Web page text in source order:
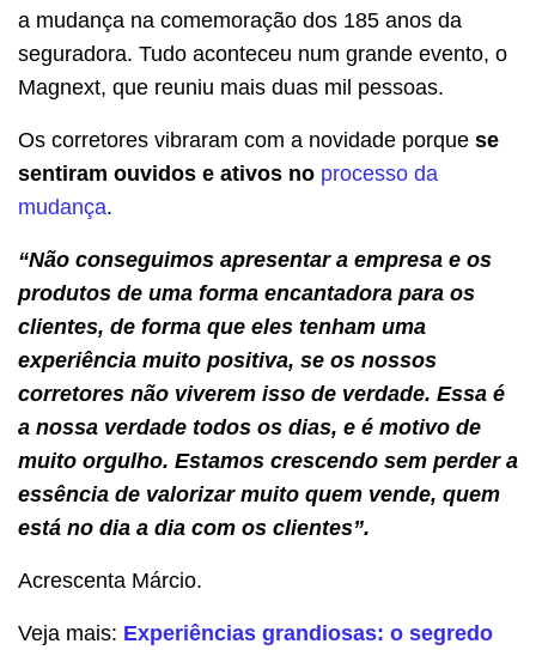
a mudança na comemoração dos 185 anos da
seguradora. Tudo aconteceu num grande evento, o
Magnext, que reuniu mais duas mil pessoas.
Os corretores vibraram com a novidade porque se
sentiram ouvidos e ativos no processo da
mudança.
“Não conseguimos apresentar a empresa e os
produtos de uma forma encantadora para os
clientes, de forma que eles tenham uma
experiência muito positiva, se os nossos
corretores não viverem isso de verdade. Essa é
a nossa verdade todos os dias, e é motivo de
muito orgulho. Estamos crescendo sem perder a
essência de valorizar muito quem vende, quem
está no dia a dia com os clientes”.
Acrescenta Márcio.
Veja mais: Experiências grandiosas: o segredo